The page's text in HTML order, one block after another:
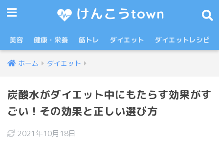
けんこうtown
美容 健康・栄養 筋トレ ダイエット ダイエットレシピ
ホーム ダイエット
炭酸水がダイエット中にもたらす効果がす
ごい！その効果と正しい選び方
2021年10月18日